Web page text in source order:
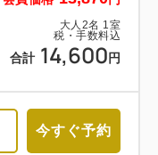
大人 2名 1室
税・手数料込
合計 14,600 円
今すぐ予約